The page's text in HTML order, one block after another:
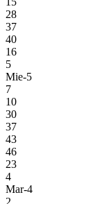
28
37
40
16
5
Mie-5
7
10
30
37
43
46
23
4
Mar-4
2